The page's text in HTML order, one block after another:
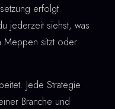
erfolgt
jederzeit siehst, was
Meppen sitzt oder
Jede Strategie
Branche und